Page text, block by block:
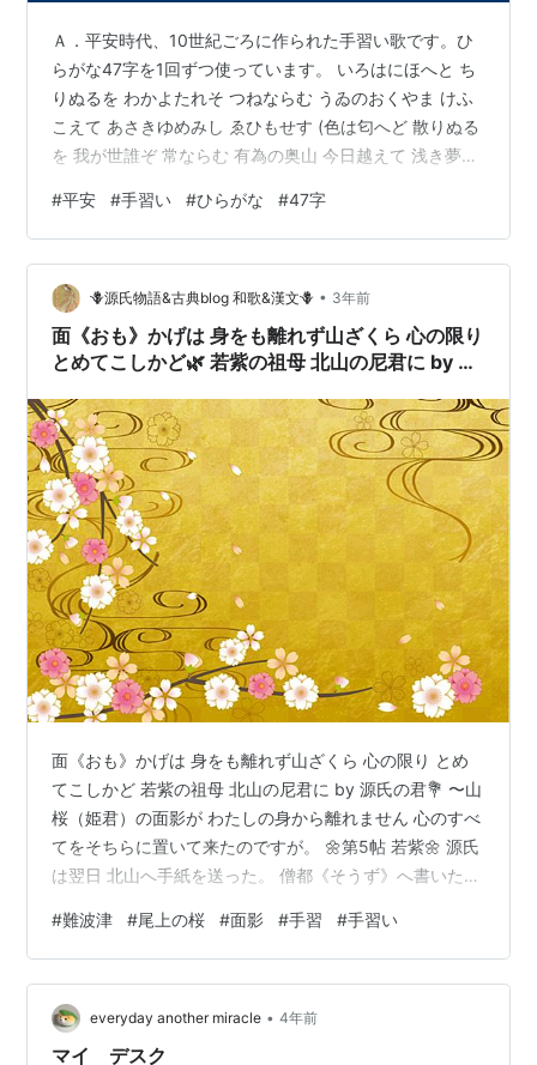
Ａ．平安時代、10世紀ごろに作られた手習い歌です。ひ
らがな47字を1回ずつ使っています。 いろはにほへと ち
りぬるを わかよたれそ つねならむ うゐのおくやま けふ
こえて あさきゆめみし ゑひもせす (色は匂へど 散りぬる
を 我が世誰ぞ 常ならむ 有為の奥山 今日越えて 浅き夢見
#平安 #手習い #ひらがな #47字
🪻源氏物語&古典blog 和歌&漢文🪻 • 3年前
面《おも》かげは 身をも離れず山ざくら 心の限り
とめてこしかど🌿 若紫の祖母 北山の尼君に by 源
面《おも》かげは 身をも離れず山ざくら 心の限り とめ
てこしかど 若紫の祖母 北山の尼君に by 源氏の君💐 〜山
桜（姫君）の面影が わたしの身から離れません 心のすべ
てをそちらに置いて来たのですが。 🌼第5帖 若紫🌼 源氏
は翌日 北山へ手紙を送った。 僧都《そうず》へ書いたも
に違いない。 尼君のには、 「問題にしてくださいません
でしたあなた様に 気おくれがいたしまして、 思っており
ますこともことごとくは言葉に現わせませんでした。 こ
う申しますだけでも並み並みでない執心のほどを おくみ
取りくださいましたらうれしいでしょう。」 などと書い
#難波津 #尾上の桜 #面影 #手習 #手習い
everyday another miracle • 4年前
マイ デスク